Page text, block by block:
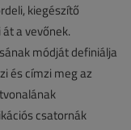
kiegészítő
a vevőnek.
módját definiálja
és címzi meg az
csatornák